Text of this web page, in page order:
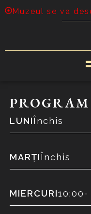
Muzeul se va
LUNIÎnchis
MARȚIÎnchis
MIERCURI10:00-